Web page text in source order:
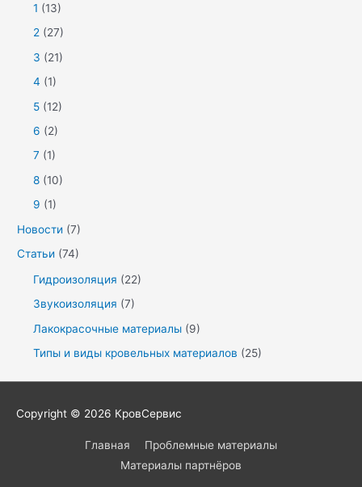
1 (13)
2 (27)
3 (21)
4 (1)
5 (12)
6 (2)
7 (1)
8 (10)
9 (1)
Новости (7)
Статьи (74)
Гидроизоляция (22)
Звукоизоляция (7)
Лакокрасочные материалы (9)
Типы и виды кровельных материалов (25)
Copyright © 2026 КровСервис
Главная
Проблемные материалы
Материалы партнёров